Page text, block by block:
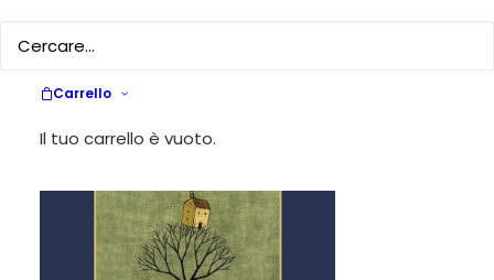
Carrello
Il tuo carrello è vuoto.